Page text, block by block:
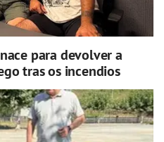
para devolver a
tras os incendios